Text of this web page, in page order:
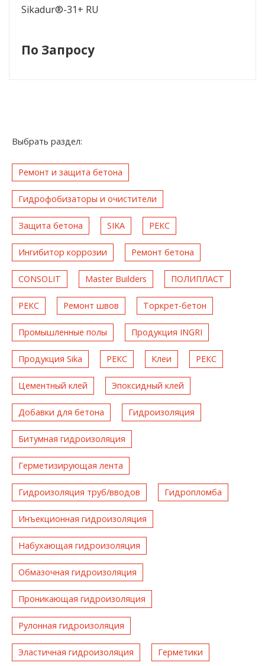
Sikadur®-31+ RU
По Запросу
Выбрать раздел:
Ремонт и защита бетона
Гидрофобизаторы и очистители
Защита бетона SIKA РЕКС
Ингибитор коррозии Ремонт бетона
CONSOLIT Master Builders ПОЛИПЛАСТ
РЕКС Ремонт швов Торкрет-бетон
Промышленные полы Продукция INGRI
Продукция Sika РЕКС Клеи РЕКС
Цементный клей Эпоксидный клей
Добавки для бетона Гидроизоляция
Битумная гидроизоляция
Герметизирующая лента
Гидроизоляция труб/вводов Гидропломба
Инъекционная гидроизоляция
Набухающая гидроизоляция
Обмазочная гидроизоляция
Проникающая гидроизоляция
Рулонная гидроизоляция
Эластичная гидроизоляция Герметики